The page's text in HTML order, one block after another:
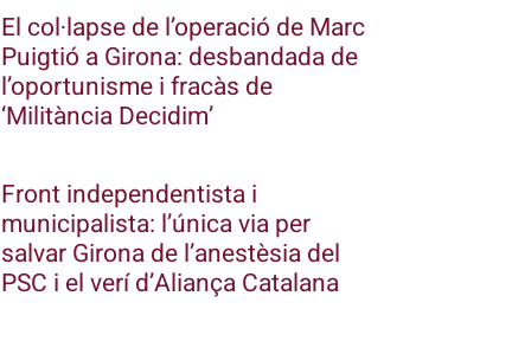
El col·lapse de l’operació de Marc
Puigtió a Girona: desbandada de
l’oportunisme i fracàs de
‘Militància Decidim’
Front independentista i
municipalista: l’única via per
salvar Girona de l’anestèsia del
PSC i el verí d’Aliança Catalana